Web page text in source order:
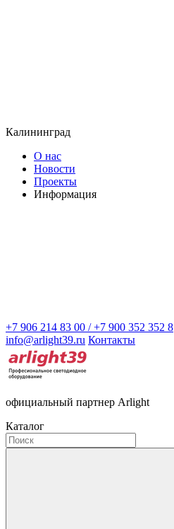
Калининград
О нас
Новости
Проекты
Информация
+7 906 214 83 00 / +7 900 352 352 8
info@arlight39.ru Контакты
официальный партнер Arlight
Каталог